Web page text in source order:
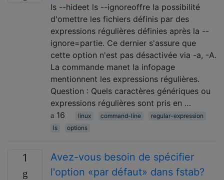
ls --hideet ls --ignoreoffre la possibilité
d'omettre les fichiers définis par des
expressions régulières définies après la --
ignore=partie. Ce dernier s'assure que
cette option n'est pas désactivée via -a, -A.
La commande manet la infopage
mentionnent les expressions régulières.
Question : Quels caractères génériques ou
expressions régulières sont pris en …
16
linux command-line
regular-expression
ls
options
1
Avez-vous besoin de spécifier
l'option «par défaut» dans fstab?